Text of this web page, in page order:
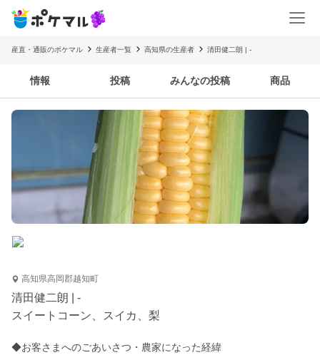
産直・通販のポケマル 生産者一覧 高知県の生産者 清田健二朗 | -
情報 投稿 みんなの投稿 商品
高知県高岡郡越知町
清田健二朗 | -
スイートコーン、スイカ、梨
◆お客さまへのごあいさつ・農家になった経緯